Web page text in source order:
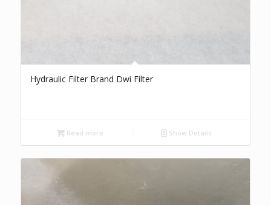
Hydraulic Filter Brand Dwi Filter
Read more Show Details